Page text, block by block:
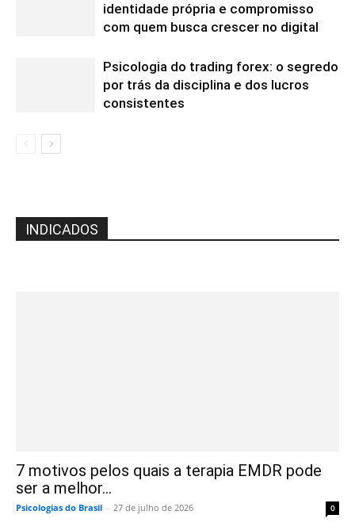
identidade própria e compromisso
com quem busca crescer no digital
Psicologia do trading forex: o segredo
por trás da disciplina e dos lucros
consistentes
INDICADOS
7 motivos pelos quais a terapia EMDR pode
ser a melhor...
Psicologias do Brasil - 27 de julho de 2026 0